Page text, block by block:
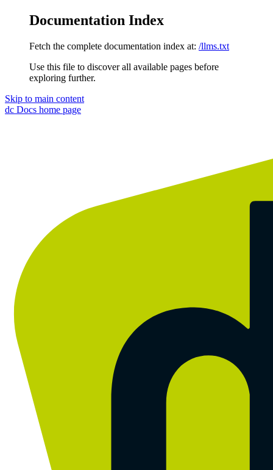
Documentation Index
Fetch the complete documentation index at: /llms.txt
Use this file to discover all available pages before
exploring further.
Skip to main content
dc Docs home page